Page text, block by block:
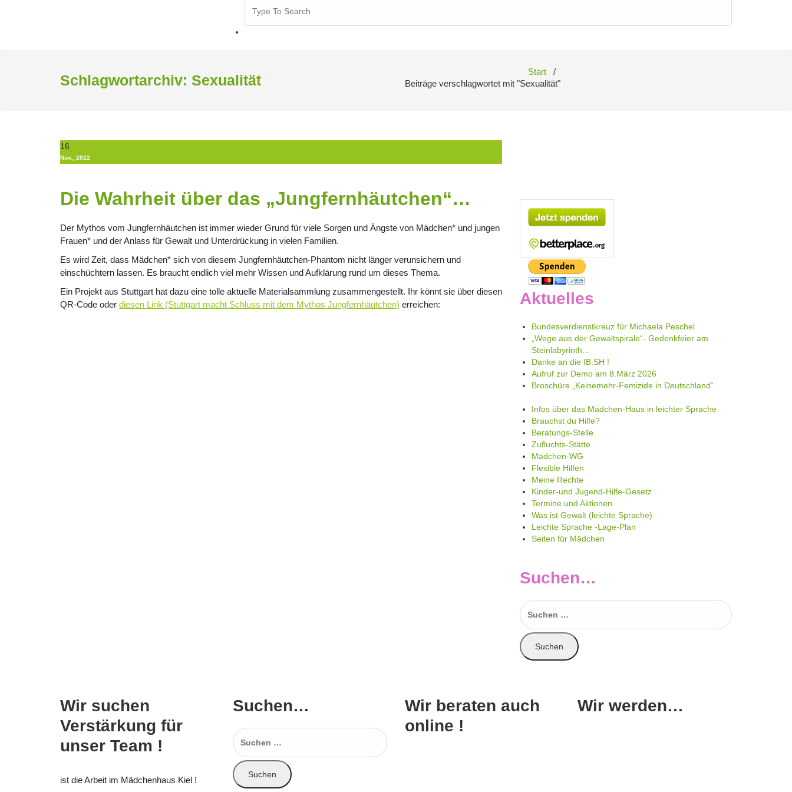
for:
Schlagwortarchiv: Sexualität
Start /
Beiträge verschlagwortet mit "Sexualität"
16
Nov., 2022
Die Wahrheit über das „Jungfernhäutchen“…
Der Mythos vom Jungfernhäutchen ist immer wieder Grund für viele Sorgen und Ängste von Mädchen* und jungen
Frauen* und der Anlass für Gewalt und Unterdrückung in vielen Familien.
Es wird Zeit, dass Mädchen* sich von diesem Jungfernhäutchen-Phantom nicht länger verunsichern und
einschüchtern lassen. Es braucht endlich viel mehr Wissen und Aufklärung rund um dieses Thema.
Ein Projekt aus Stuttgart hat dazu eine tolle aktuelle Materialsammlung zusammengestellt. Ihr könnt sie über diesen
QR-Code oder diesen Link (Stuttgart macht Schluss mit dem Mythos Jungfernhäutchen) erreichen: Aktuelles
Bundesverdienstkreuz für Michaela Peschel
„Wege aus der Gewaltspirale“- Gedenkfeier am
Steinlabyrinth…
Danke an die IB.SH !
Aufruf zur Demo am 8.März 2026
Broschüre „Keinemehr-Femizide in Deutschland“
Infos über das Mädchen-Haus in leichter Sprache
Brauchst du Hilfe?
Beratungs-Stelle
Zufluchts-Stätte
Mädchen-WG
Flexible Hilfen
Meine Rechte
Kinder-und Jugend-Hilfe-Gesetz
Termine und Aktionen
Was ist Gewalt (leichte Sprache)
Leichte Sprache -Lage-Plan
Seiten für Mädchen
Suchen…
Suchen
nach:
Wir suchen
Verstärkung für
unser Team !
ist die Arbeit im Mädchenhaus Kiel !
Suchen…
Suchen
nach:
Wir beraten auch
online !
Wir werden…